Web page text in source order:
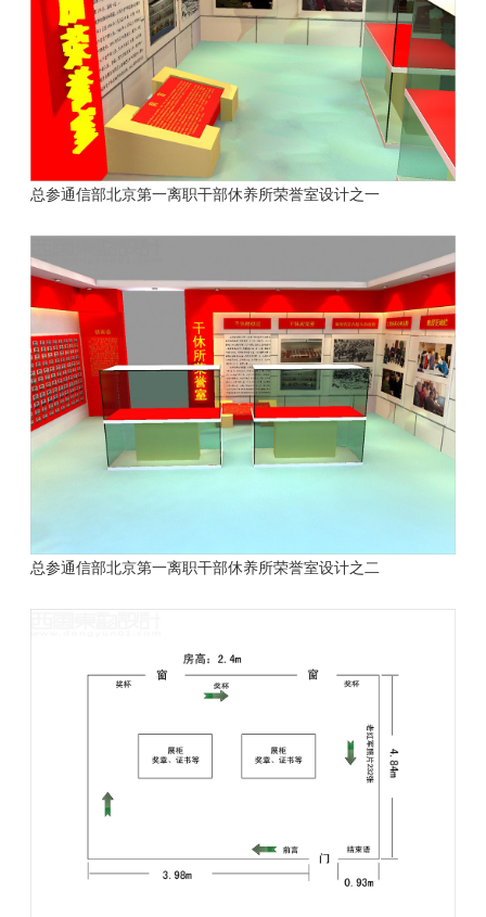
总参通信部北京第一离职干部休养所荣誉室设计之一
总参通信部北京第一离职干部休养所荣誉室设计之二